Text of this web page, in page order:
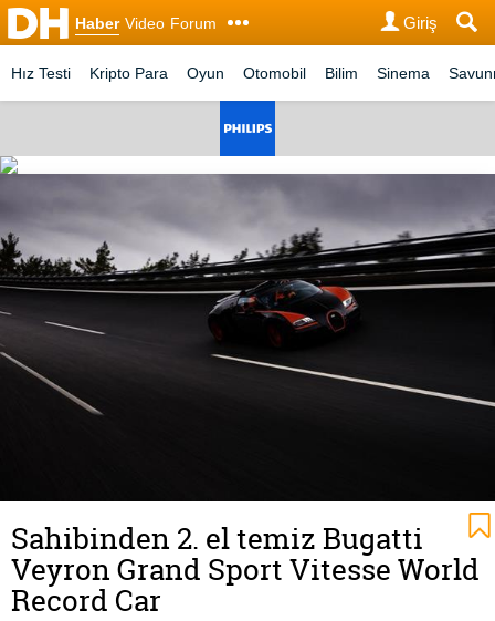
Haber Video Forum Giriş
Hız Testi Kripto Para Oyun Otomobil Bilim Sinema
Sahibinden 2. el temiz Bugatti
Veyron Grand Sport Vitesse World
Record Car